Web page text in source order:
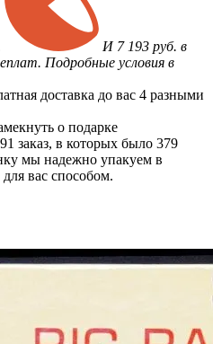
И 7 193 руб. в
Подробные условия в
доставка до вас 4 разными
о подарке
заказ, в которых было 379
мы надежно упакуем в
вас способом.